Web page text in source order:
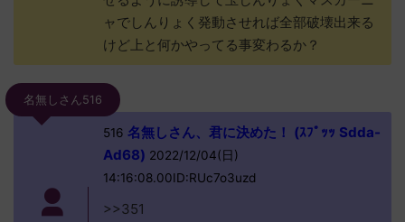
ャでしんりょく発動させれば全部破壊出来る
けど上と何かやってる事変わるか？
名無しさん516
516 名無しさん、君に決めた！ (ｽﾌﾟｯｯ Sdda-
Ad68) 2022/12/04(日)
14:16:08.00ID:RUc7o3uzd
>>351